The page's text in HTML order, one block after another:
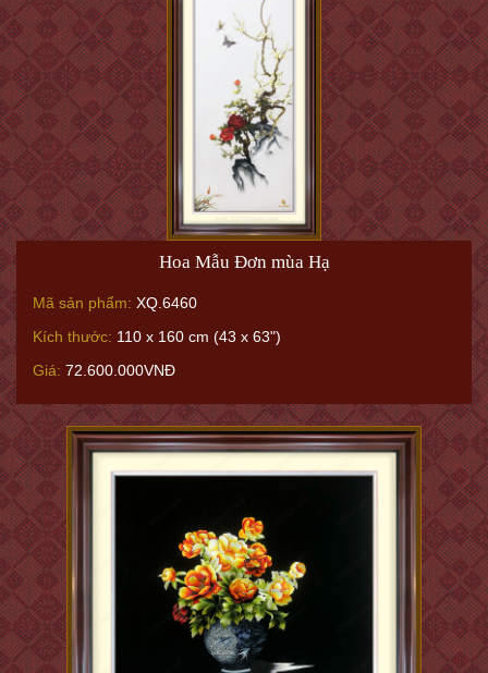
Hoa Mẫu Đơn mùa Hạ
Mã sản phẩm: XQ.6460
Kích thước: 110 x 160 cm (43 x 63")
Giá: 72.600.000VNĐ